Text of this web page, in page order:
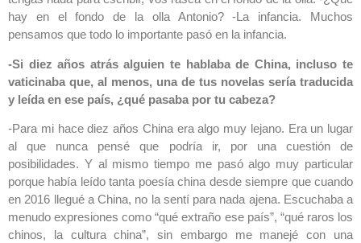
hay en el fondo de la olla Antonio? -La infancia. Muchos
pensamos que todo lo importante pasó en la infancia.
-Si diez años atrás alguien te hablaba de China, incluso te
vaticinaba que, al menos, una de tus novelas sería traducida
y leída en ese país, ¿qué pasaba por tu cabeza?
-Para mi hace diez años China era algo muy lejano. Era un lugar
al que nunca pensé que podría ir, por una cuestión de
posibilidades. Y al mismo tiempo me pasó algo muy particular
porque había leído tanta poesía china desde siempre que cuando
en 2016 llegué a China, no la sentí para nada ajena. Escuchaba a
menudo expresiones como “qué extraño ese país”, “qué raros los
chinos, la cultura china”, sin embargo me manejé con una